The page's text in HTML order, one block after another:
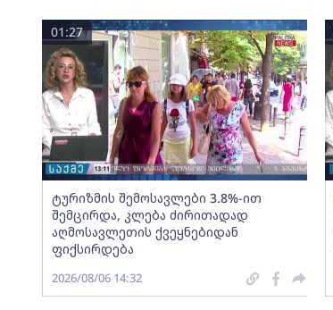
ტურიზმის შემოსავლები 3.8%-ით
შემცირდა, კლება ძირითადად
აღმოსავლეთის ქვეყნებიდან
ფიქსირდება
01:27
2026/08/06 14:32